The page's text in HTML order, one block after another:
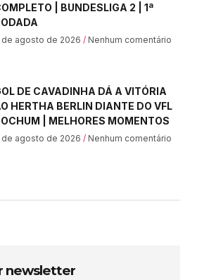
| BUNDESLIGA 2 | 1ª
de agosto de 2026 Nenhum comentário
DE CAVADINHA DÁ A VITÓRIA
HERTHA BERLIN DIANTE DO VFL
| MELHORES MOMENTOS
de agosto de 2026 Nenhum comentário
newsletter